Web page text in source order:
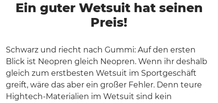
Ein guter Wetsuit hat seinen
Preis!
Schwarz und riecht nach Gummi: Auf den ersten
Blick ist Neopren gleich Neopren. Wenn ihr deshalb
gleich zum erstbesten Wetsuit im Sportgeschäft
greift, wäre das aber ein großer Fehler. Denn teure
Hightech-Materialien im Wetsuit sind kein